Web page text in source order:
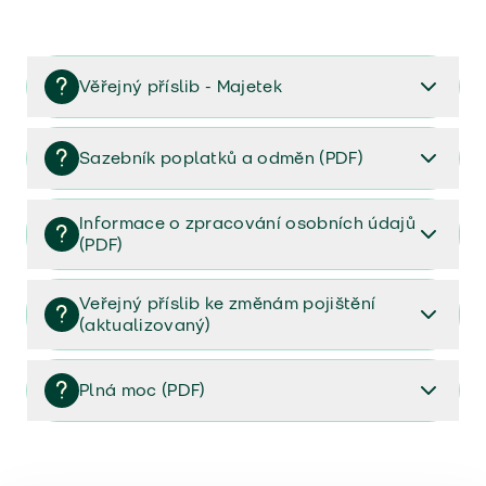
Věřejný příslib - Majetek
Věřejný příslib majetek 2023
Sazebník poplatků a odměn (PDF)
Sazebník poplatků a odměn (PDF)
Informace o zpracování osobních údajů
(PDF)
Informace o zpracování osobních údajů (PDF)
Veřejný příslib ke změnám pojištění
(aktualizovaný)
Veřejný příslib ke změnám pojištění (aktualizovaný)
Plná moc (PDF)